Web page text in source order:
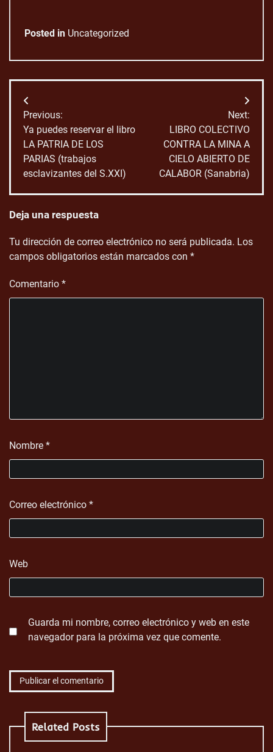
Posted in Uncategorized
Navegación
de
entradas
Previous:
Ya puedes reservar el libro
LA PATRIA DE LOS
PARIAS (trabajos
esclavizantes del S.XXI)
Next:
LIBRO COLECTIVO
CONTRA LA MINA A
CIELO ABIERTO DE
CALABOR (Sanabria)
Deja una respuesta
Tu dirección de correo electrónico no será publicada. Los
campos obligatorios están marcados con *
Comentario *
Nombre *
Correo electrónico *
Web
Guarda mi nombre, correo electrónico y web en este
navegador para la próxima vez que comente.
Related Posts